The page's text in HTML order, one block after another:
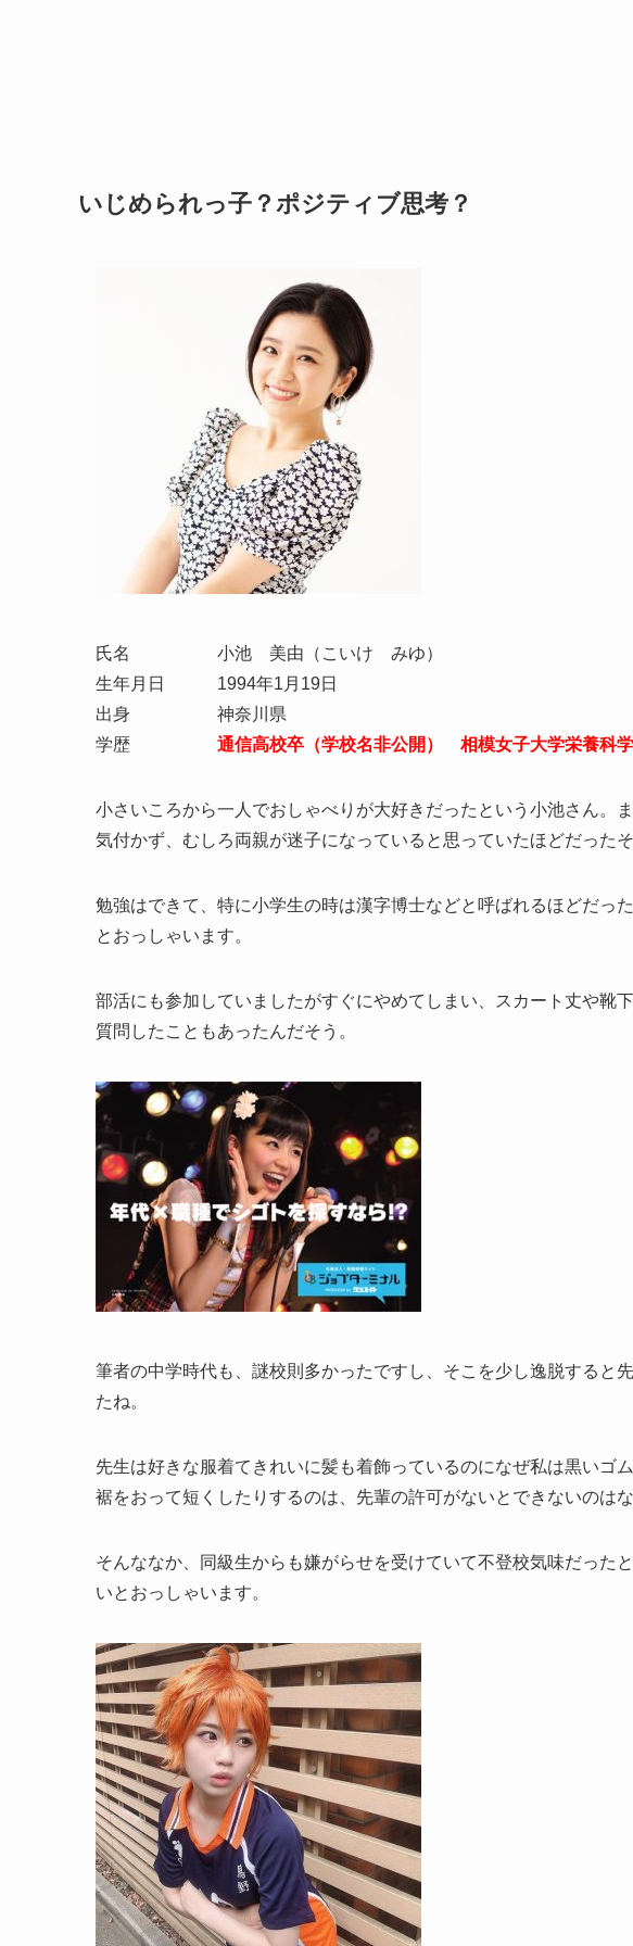
いじめられっ子？ポジティブ思考？
氏名 小池 美由（こいけ みゆ）
生年月日 1994年1月19日
出身 神奈川県
学歴 通信高校卒（学校名非公開） 相模女子大学栄養科
小さいころから一人でおしゃべりが大好きだったという小池さん。
気付かず、むしろ両親が迷子になっていると思っていたほどだったそ
勉強はできて、特に小学生の時は漢字博士などと呼ばれるほどだっ
とおっしゃいます。
部活にも参加していましたがすぐにやめてしまい、スカート丈や靴
質問したこともあったんだそう。
筆者の中学時代も、謎校則多かったですし、そこを少し逸脱すると
たね。
先生は好きな服着てきれいに髪も着飾っているのになぜ私は黒いゴ
裾をおって短くしたりするのは、先輩の許可がないとできないのは
そんななか、同級生からも嫌がらせを受けていて不登校気味だった
いとおっしゃいます。